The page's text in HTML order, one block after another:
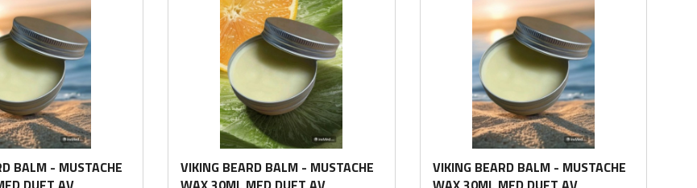
BALM - MUSTACHE
VIKING BEARD BALM - MUSTACHE
VIKING BEARD BALM - MUSTACHE